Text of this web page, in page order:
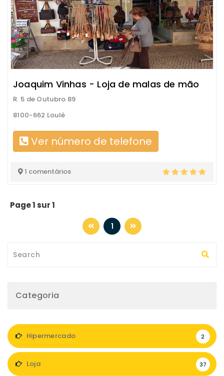
Joaquim Vinhas - Loja de malas de mão
R. 5 de Outubro 89
8100-662 Loulé
Ver número de telefone
1 comentários
Page 1 sur 1
1
Categoria
Hipermercado 2
Loja 37